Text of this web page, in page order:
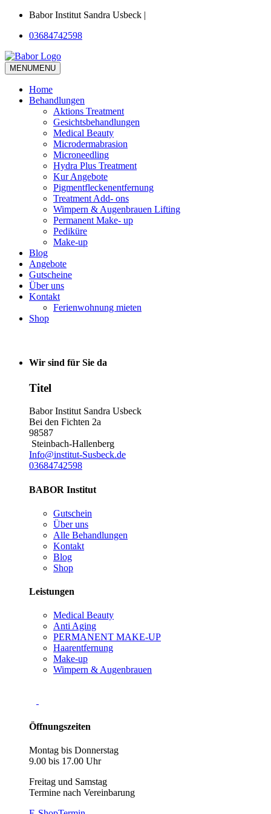
Babor Institut Sandra Usbeck |
03684742598
MENUMENU
Home
Behandlungen
Aktions Treatment
Gesichtsbehandlungen
Medical Beauty
Microdermabrasion
Microneedling
Hydra Plus Treatment
Kur Angebote
Pigmentfleckenentfernung
Treatment Add- ons
Wimpern & Augenbrauen Lifting
Permanent Make- up
Pediküre
Make-up
Blog
Angebote
Gutscheine
Über uns
Kontakt
Ferienwohnung mieten
Shop
Wir sind für Sie da
Titel
Babor Institut Sandra Usbeck
Bei den Fichten 2a
98587
Steinbach-Hallenberg
Info@institut-Susbeck.de
03684742598
BABOR Institut
Gutschein
Über uns
Alle Behandlungen
Kontakt
Blog
Shop
Leistungen
Medical Beauty
Anti Aging
PERMANENT MAKE-UP
Haarentfernung
Make-up
Wimpern & Augenbrauen
Öffnungszeiten
Montag bis Donnerstag
9.00 bis 17.00 Uhr
Freitag und Samstag
Termine nach Vereinbarung